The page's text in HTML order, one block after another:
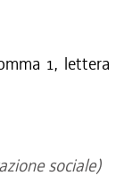
1, lettera
sociale)